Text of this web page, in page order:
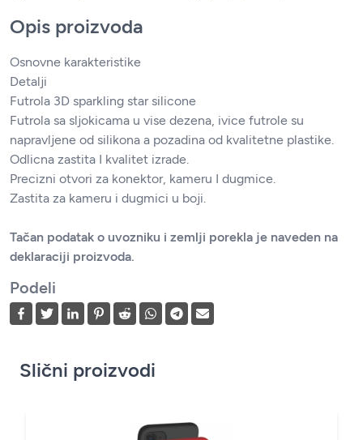
Opis proizvoda
Osnovne karakteristike
Detalji
Futrola 3D sparkling star silicone
Futrola sa sljokicama u vise dezena, ivice futrole su
napravljene od silikona a pozadina od kvalitetne plastike.
Odlicna zastita I kvalitet izrade.
Precizni otvori za konektor, kameru I dugmice.
Zastita za kameru i dugmici u boji.
Tačan podatak o uvozniku i zemlji porekla je naveden na
deklaraciji proizvoda.
Podeli
Slični proizvodi